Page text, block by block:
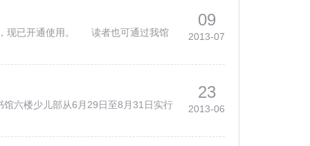
现已开通使用。 读者也可通过我馆
09
2013-07
六楼少儿部从6月29日至8月31日实行
23
2013-06